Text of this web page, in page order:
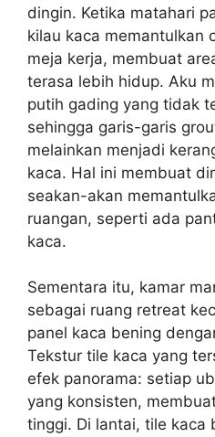
dingin. Ketika matahari
kilau kaca memantulkan
meja kerja, membuat
terasa lebih hidup. Aku
putih gading yang tidak
sehingga garis-garis
melainkan menjadi
kaca. Hal ini membuat
seakan-akan
ruangan, seperti ada
kaca.
Sementara itu, kamar
sebagai ruang retreat
panel kaca bening
Tekstur tile kaca yang
efek panorama: setiap
yang konsisten,
tinggi. Di lantai, tile kaca